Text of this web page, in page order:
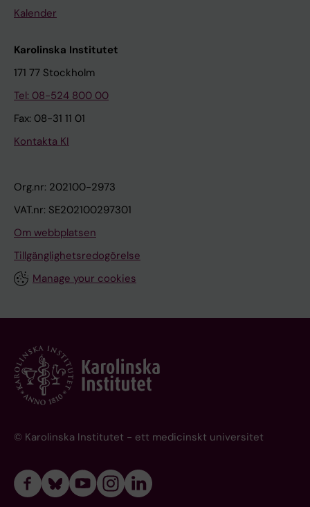
Kalender
Karolinska Institutet
171 77 Stockholm
Tel: 08-524 800 00
Fax: 08-31 11 01
Kontakta KI
Org.nr: 202100-2973
VAT.nr: SE202100297301
Om webbplatsen
Tillgänglighetsredogörelse
Manage your cookies
© Karolinska Institutet - ett medicinskt universitet